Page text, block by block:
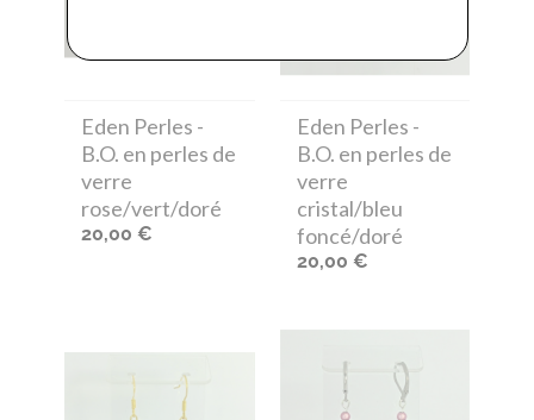
Eden Perles -
B.O. en perles de
verre
rose/vert/doré
20,00 €
Eden Perles -
B.O. en perles de
verre
cristal/bleu
foncé/doré
20,00 €